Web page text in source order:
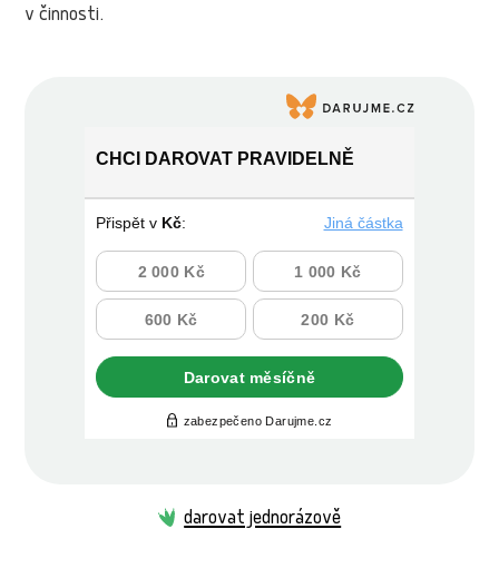
v činnosti.
CHCI DAROVAT PRAVIDELNĚ
Přispět v Kč: Jiná částka
2 000 Kč 1 000 Kč
600 Kč 200 Kč
Darovat měsíčně
zabezpečeno Darujme.cz
darovat jednorázově